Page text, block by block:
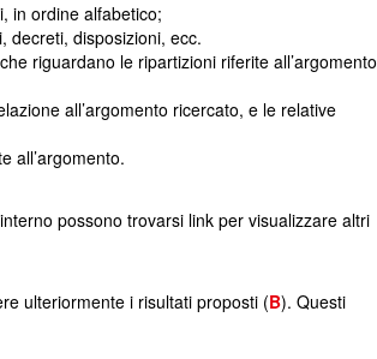
in ordine alfabetico;
decreti, disposizioni, ecc.
riguardano le ripartizioni riferite all’argomento
all’argomento ricercato, e le relative
all’argomento.
possono trovarsi link per visualizzare altri
ulteriormente i risultati proposti (B). Questi